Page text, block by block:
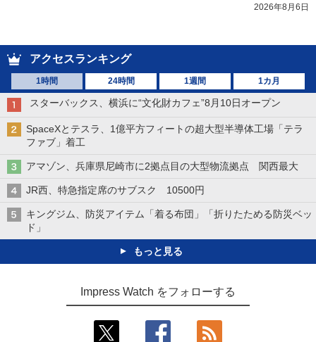
2026年8月6日
アクセスランキング
1時間 24時間 1週間 1カ月
スターバックス、横浜に“文化財カフェ”8月10日オープン
SpaceXとテスラ、1億平方フィートの超大型半導体工場「テラ
ファブ」着工
アマゾン、兵庫県尼崎市に2拠点目の大型物流拠点 関西最大
JR西、特急指定席のサブスク 10500円
キングジム、防災アイテム「着る布団」「折りたためる防災ベッ
ド」
もっと見る
Impress Watch をフォローする